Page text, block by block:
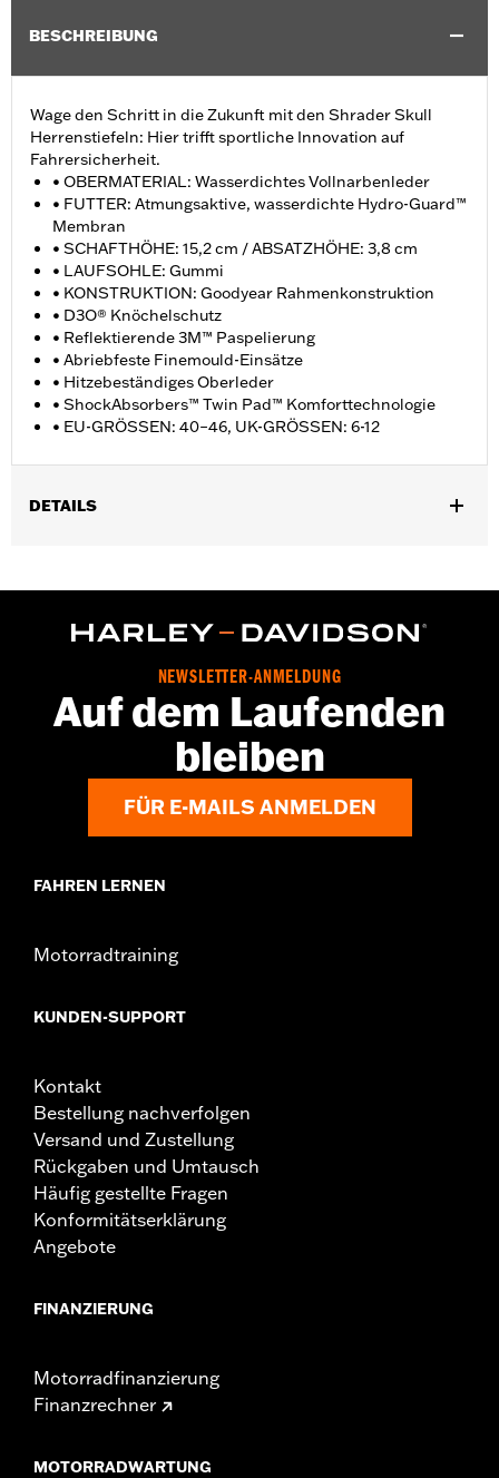
BESCHREIBUNG
Wage den Schritt in die Zukunft mit den Shrader Skull
Herrenstiefeln: Hier trifft sportliche Innovation auf
Fahrersicherheit.
• OBERMATERIAL: Wasserdichtes Vollnarbenleder
• FUTTER: Atmungsaktive, wasserdichte Hydro-Guard™
Membran
• SCHAFTHÖHE: 15,2 cm / ABSATZHÖHE: 3,8 cm
• LAUFSOHLE: Gummi
• KONSTRUKTION: Goodyear Rahmenkonstruktion
• D3O® Knöchelschutz
• Reflektierende 3M™ Paspelierung
• Abriebfeste Finemould-Einsätze
• Hitzebeständiges Oberleder
• ShockAbsorbers™ Twin Pad™ Komforttechnologie
• EU-GRÖSSEN: 40–46, UK-GRÖSSEN: 6-12
DETAILS
GARANTIE:Wolverine Worldwide Herstellergarantie – Alle
Herkunft:Importiert
Dimension Description:SCHAFTHÖHE: 15,2 cm /
ABSATZHÖHE: 3,8 cm
NEWSLETTER-ANMELDUNG
Auf dem Laufenden
bleiben
FÜR E-MAILS ANMELDEN
FAHREN LERNEN
Motorradtraining
KUNDEN-SUPPORT
Kontakt
Bestellung nachverfolgen
Versand und Zustellung
Rückgaben und Umtausch
Häufig gestellte Fragen
Konformitätserklärung
Angebote
FINANZIERUNG
Motorradfinanzierung
Finanzrechner
MOTORRADWARTUNG